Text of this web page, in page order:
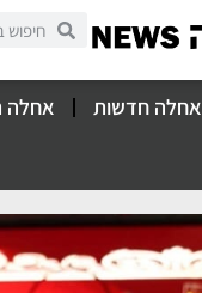
אחלה חדשות אחלה